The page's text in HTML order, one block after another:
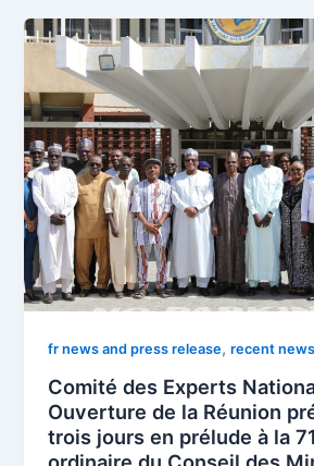
fr news and press release,recent
Comité des Experts
Ouverture de la Réunion
trois jours en prélude à la